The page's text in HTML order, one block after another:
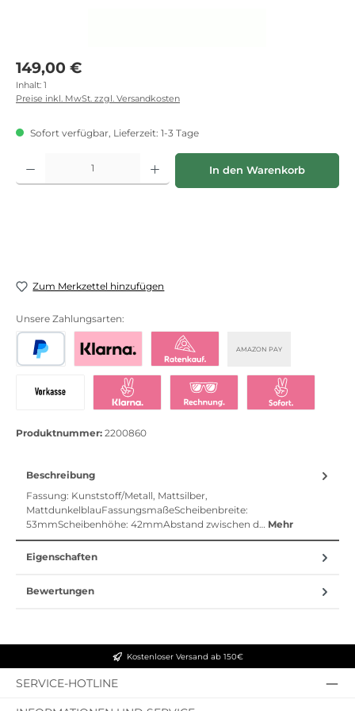
Regulärer Preis:
149,00 €
Inhalt: 1
Preise inkl. MwSt. zzgl. Versandkosten
Sofort verfügbar, Lieferzeit: 1-3 Tage
Produkt Anzahl: Gib den gewünschten Wert ein oder benutze die
In den Warenkorb
Zum Merkzettel hinzufügen
Unsere Zahlungsarten:
AMAZON PAY
Bezahlen mit KlarnaKlarna Ratenkauf
Produktnummer: 2200860
Beschreibung
Fassung: Kunststoff/Metall, Mattsilber,
MattdunkelblauFassungsmaßeScheibenbreite:
53mmScheibenhöhe: 42mmAbstand zwischen d… Mehr
Eigenschaften
Bewertungen
Kostenloser Versand ab 150€
SERVICE-HOTLINE